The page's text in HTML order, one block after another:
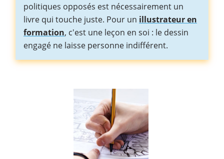
politiques opposés est nécessairement un
livre qui touche juste. Pour un illustrateur en
formation, c'est une leçon en soi : le dessin
engagé ne laisse personne indifférent.